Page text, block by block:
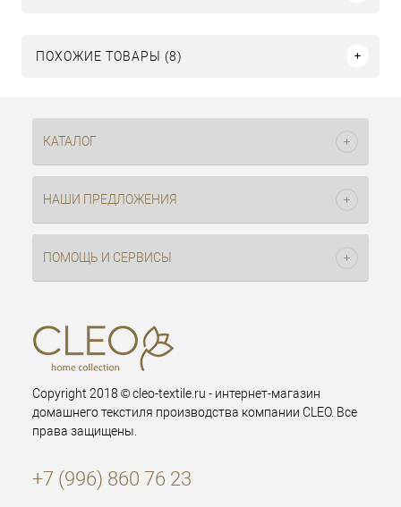
ПОХОЖИЕ ТОВАРЫ (8)
КАТАЛОГ
НАШИ ПРЕДЛОЖЕНИЯ
ПОМОЩЬ И СЕРВИСЫ
Copyright 2018 © cleo-textile.ru - интернет-магазин
домашнего текстиля производства компании CLEO. Все
права защищены.
+7 (996) 860 76 23